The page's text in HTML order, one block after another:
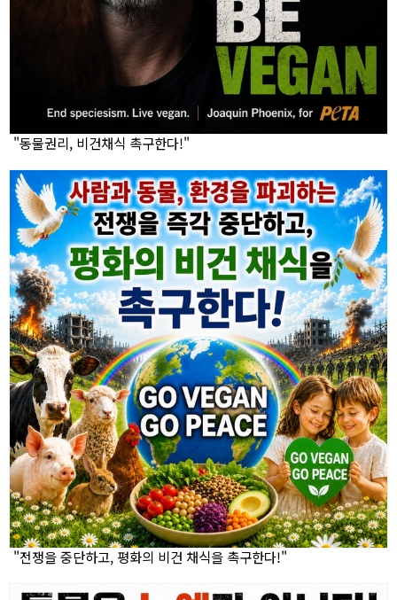
"동물권리, 비건채식 촉구한다!"
"전쟁을 중단하고, 평화의 비건 채식을 촉구한다!"